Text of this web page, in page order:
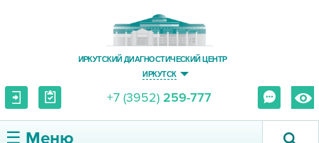
ИРКУТСКИЙ ДИАГНОСТИЧЕСКИЙ ЦЕНТР
ИРКУТСК
+7 (3952) 259-777
☰ Меню